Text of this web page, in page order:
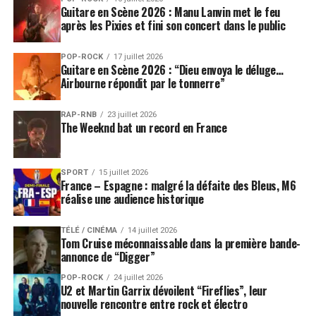
Records, qui lui suggère de rencontrer Squire et White.
Le groupe résultant, nommé Cinema et composé de
Squire, White, Kaye, et Rabin, fait écouter à Anderson
une partie de sa nouvelle musique. Anderson intègre le
groupe, qui est rebaptisé Yes. L'album qui en découle,
90125 (1983), marque un changement radical par
rapport à leur ancien son : plus simple, plus dur, moins
progressif et plus pop, avec des effets électroniques
modernes. La chanson Owner of a Lonely Heart, tirée de
cet album, est le seul numéro 1 que connaîtra Yes. La
même formation sort Big Generator en 1987, un album
dans la même veine qui n'a pas le succès commercial du
précédent.
À partir de cette époque, l'histoire du groupe devint
très désorganisée, avec deux formations coexistantes. Le
possesseur légal du nom Yes est la formation de 90125
(connue familièrement comme « YesWest » et basée aux
Guitare en Scène 2026 : Manu Lanvin met le feu
après les Pixies et fini son concert dans le public
POP-ROCK 17 juillet 2026
Guitare en Scène 2026 : “Dieu envoya le déluge…
Airbourne répondit par le tonnerre”
RAP-RNB 23 juillet 2026
The Weeknd bat un record en France
SPORT 15 juillet 2026
France – Espagne : malgré la défaite des Bleus, M6
réalise une audience historique
TÉLÉ / CINÉMA 14 juillet 2026
Tom Cruise méconnaissable dans la première bande-
annonce de “Digger”
POP-ROCK 24 juillet 2026
U2 et Martin Garrix dévoilent “Fireflies”, leur
nouvelle rencontre entre rock et électro